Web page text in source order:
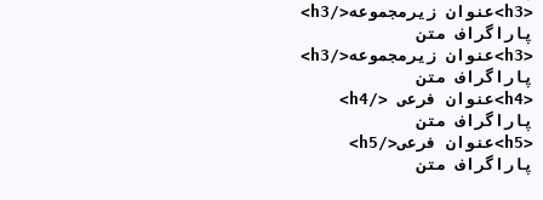
<h3>عنوان زیرمجموعه</h3>
پاراگراف متن
<h3>عنوان زیرمجموعه</h3>
پاراگراف متن
<h4>عنوان فرعی </h4>
پاراگراف متن
<h5>عنوان فرعی</h5>
پاراگراف متن